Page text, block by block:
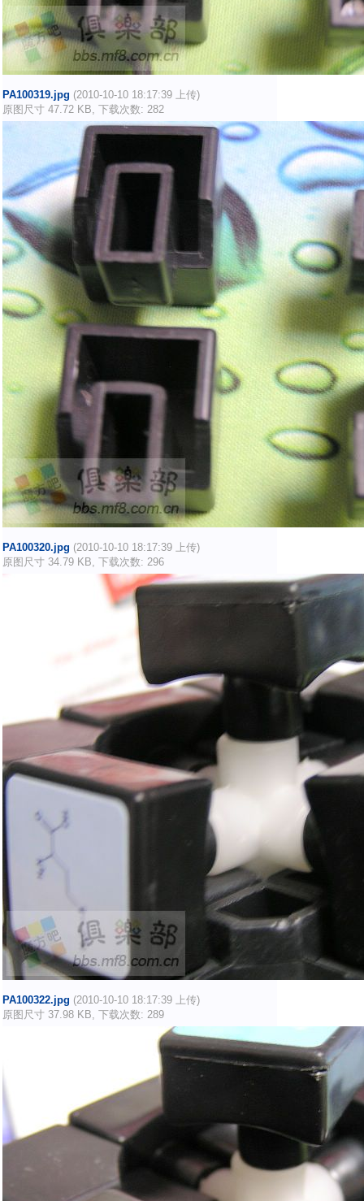
PA100319.jpg (2010-10-10 18:17:39 上传)
原图尺寸 47.72 KB, 下载次数: 282
PA100320.jpg (2010-10-10 18:17:39 上传)
原图尺寸 34.79 KB, 下载次数: 296
PA100322.jpg (2010-10-10 18:17:39 上传)
原图尺寸 37.98 KB, 下载次数: 289